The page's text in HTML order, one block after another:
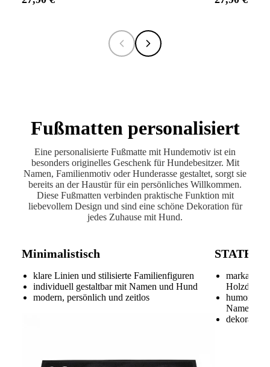
Fußmatten personalisiert
Eine personalisierte Fußmatte mit Hundemotiv ist ein
besonders originelles Geschenk für Hundebesitzer. Mit
Namen, Familienmotiv oder Hunderasse gestaltet, sorgt sie
bereits an der Haustür für ein persönliches Willkommen.
Diese Fußmatten verbinden praktische Funktion mit
liebevollem Design und sind eine schöne Dekoration für
jedes Zuhause mit Hund.
Minimalistisch
klare Linien und stilisierte Familienfiguren
individuell gestaltbar mit Namen und Hund
modern, persönlich und zeitlos
markantes
Holzdesign
Namen